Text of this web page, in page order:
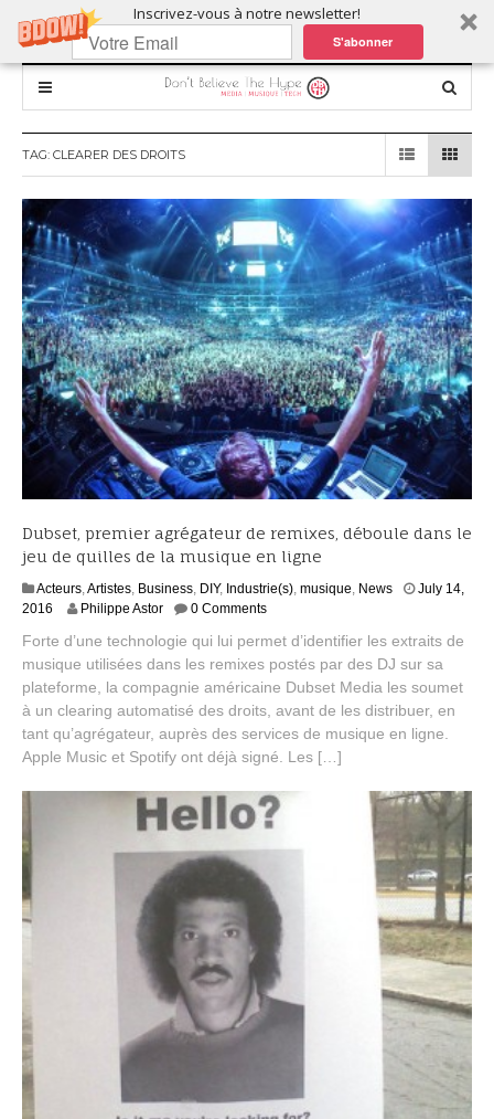
Inscrivez-vous à notre newsletter!
S'abonner
TAG: CLEARER DES DROITS
Dubset, premier agrégateur de remixes, déboule dans le
jeu de quilles de la musique en ligne
Acteurs,Artistes, Business, DIY, Industrie(s), musique, News
July 14,
2016
l
y
2
0
2
0
Philippe Astor 0 Comments
Forte d’une technologie qui lui permet d’identifier les extraits de
musique utilisées dans les remixes postés par des DJ sur sa
plateforme, la compagnie américaine Dubset Media les soumet
à un clearing automatisé des droits, avant de les distribuer, en
tant qu’agrégateur, auprès des services de musique en ligne.
Apple Music et Spotify ont déjà signé. Les […]